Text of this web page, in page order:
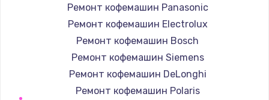
от 1090 руб.
Заказать
Настройка BIOS
от 930 руб.
Заказать
Ремонт кофемашин Panasonic
Ремонт кофемашин Electrolux
Ремонт кофемашин Bosch
Ремонт кофемашин Siemens
Ремонт кофемашин DeLonghi
Ремонт кофемашин Polaris